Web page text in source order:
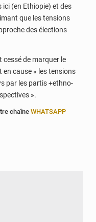
(en Ethiopie) et des
que les tensions
des élections
cessé de marquer le
en cause « les tensions
par les partis +ethno-
».
chaîne WHATSAPP